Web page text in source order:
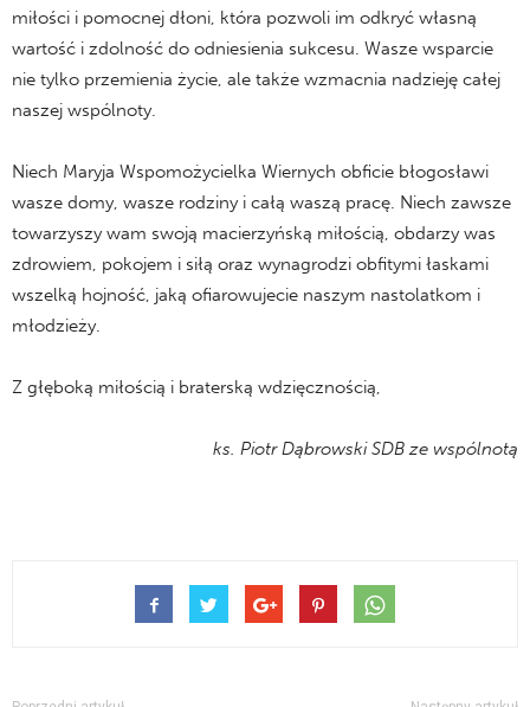
miłości i pomocnej dłoni, która pozwoli im odkryć własną
wartość i zdolność do odniesienia sukcesu. Wasze wsparcie
nie tylko przemienia życie, ale także wzmacnia nadzieję całej
naszej wspólnoty.
Niech Maryja Wspomożycielka Wiernych obficie błogosławi
wasze domy, wasze rodziny i całą waszą pracę. Niech zawsze
towarzyszy wam swoją macierzyńską miłością, obdarzy was
zdrowiem, pokojem i siłą oraz wynagrodzi obfitymi łaskami
wszelką hojność, jaką ofiarowujecie naszym nastolatkom i
młodzieży.
Z głęboką miłością i braterską wdzięcznością,
ks. Piotr Dąbrowski SDB ze wspólnotą